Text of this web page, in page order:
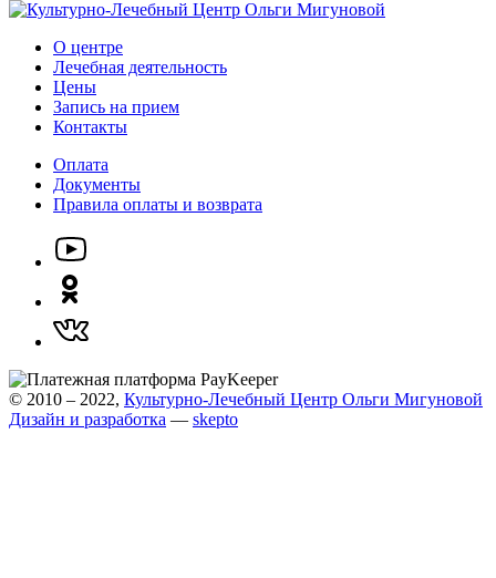
О центре
Лечебная деятельность
Цены
Запись на прием
Контакты
Оплата
Документы
Правила оплаты и возврата
© 2010 – 2022, Культурно-Лечебный Центр Ольги Мигуновой
Дизайн и разработка — skepto